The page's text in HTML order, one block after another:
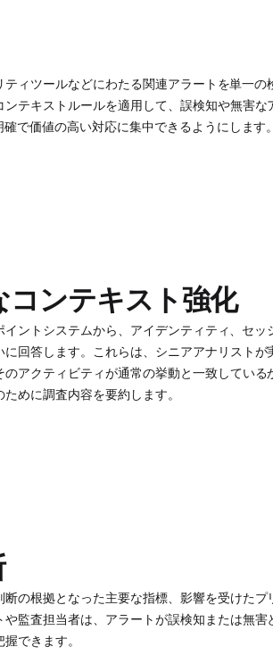
ィツールなどにわたる関連アラートを単一
テキストルールを適用して、誤検知や無害な
で価値の高い対応に集中できるようにします。
ンテキスト強化
ントシステムから、アイデンティティ、セッ
回答します。これらは、シニアアナリストが
アクティビティが通常の挙動と一致している
めに調査内容を要約します。
の根拠となった主要な指標、影響を受けたプ
監査担当者は、アラートが誤検知または無害
できます。